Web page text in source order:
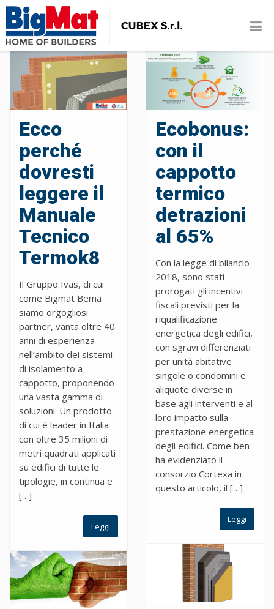
Ecco
perché
dovresti
leggere il
Manuale
Tecnico
Termok8
Il Gruppo Ivas, di cui
come Bigmat Bema
siamo orgogliosi
partner, vanta oltre 40
anni di esperienza
nell’ambito dei sistemi
di isolamento a
cappotto, proponendo
una vasta gamma di
soluzioni. Un prodotto
di cui è leader in Italia
con oltre 35 milioni di
metri quadrati applicati
su edifici di tutte le
tipologie, in continua e
[…]
Leggi
Ecobonus:
con il
cappotto
termico
detrazioni
al 65%
Con la legge di bilancio
2018, sono stati
prorogati gli incentivi
fiscali previsti per la
riqualificazione
energetica degli edifici,
con sgravi differenziati
per unità abitative
singole o condomini e
aliquote diverse in
base agli interventi e al
loro impatto sulla
prestazione energetica
degli edifici. Come ben
ha evidenziato il
consorzio Cortexa in
questo articolo, il […]
Leggi